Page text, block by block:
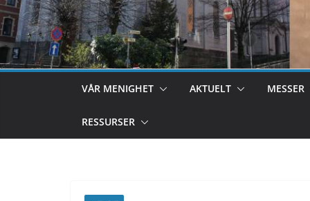
VÅR MENIGHET AKTUELT MESSER
RESSURSER